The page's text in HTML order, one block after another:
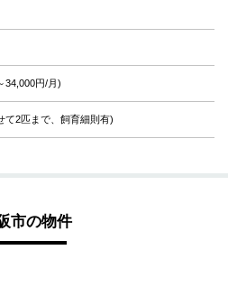
34,000円/月)
て2匹まで、飼育細則有)
市の物件